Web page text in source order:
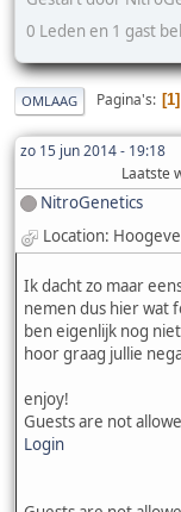
0 Leden en 1 gast
OMLAAG Pagina's 1
zo 15 jun 2014 - 19:18
Laatste
NitroGenetics
Location:
Ik dacht zo maar
nemen dus hier wat
ben eigenlijk nog
hoor graag jullie
enjoy!
Guests are not
Login